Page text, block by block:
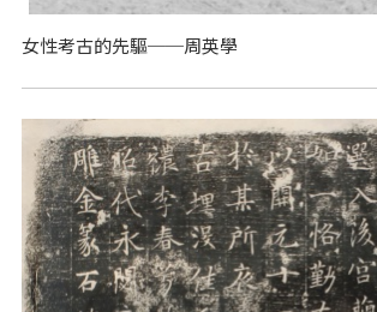
女性考古的先驅──周英學